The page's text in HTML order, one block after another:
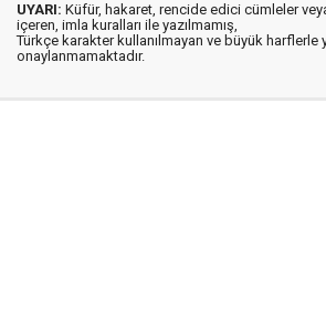
UYARI: Küfür, hakaret, rencide edici cümleler
içeren, imla kuralları ile yazılmamış,
Türkçe karakter kullanılmayan ve büyük harflerle
onaylanmamaktadır.